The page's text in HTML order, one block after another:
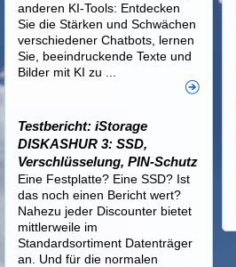
anderen KI-Tools: Entdecken
Sie die Stärken und Schwächen
verschiedener Chatbots, lernen
Sie, beeindruckende Texte und
Bilder mit KI zu ...
Testbericht: iStorage
DISKASHUR 3: SSD,
Verschlüsselung, PIN-Schutz
Eine Festplatte? Eine SSD? Ist
das noch einen Bericht wert?
Nahezu jeder Discounter bietet
mittlerweile im
Standardsortiment Datenträger
an. Und für die normalen